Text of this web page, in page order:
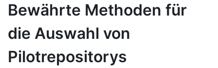
Bewährte Methoden für
die Auswahl von
Pilotrepositorys